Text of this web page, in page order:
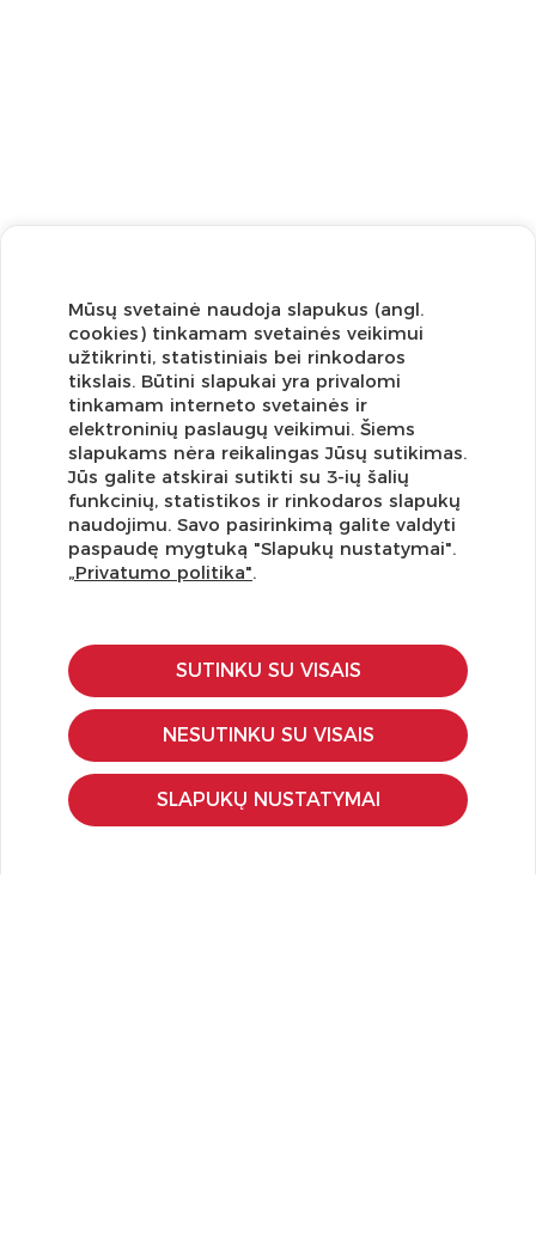
Užsisakykite naujienlaiškį ir pirmi gaukite geriausius
pasiūlymus!
KLIENTŲ APTARNAVIMAS
Pirkimo – pardavimo taisyklės
Pristatymas ir grąžinimas
Apmokėjimo būdai
Kokybės ir saugumo standartai
Privatumo taisyklės
Mūsų svetainė naudoja slapukus (angl.
cookies) tinkamam svetainės veikimui
užtikrinti, statistiniais bei rinkodaros
tikslais. Būtini slapukai yra privalomi
tinkamam interneto svetainės ir
elektroninių paslaugų veikimui. Šiems
slapukams nėra reikalingas Jūsų sutikimas.
Jūs galite atskirai sutikti su 3-ių šalių
funkcinių, statistikos ir rinkodaros slapukų
naudojimu. Savo pasirinkimą galite valdyti
paspaudę mygtuką "Slapukų nustatymai".
„Privatumo politika".
SUTINKU SU VISAIS
NESUTINKU SU VISAIS
SLAPUKŲ NUSTATYMAI